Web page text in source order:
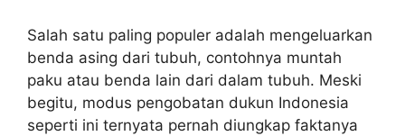
Salah satu paling populer adalah mengeluarkan
benda asing dari tubuh, contohnya muntah
paku atau benda lain dari dalam tubuh. Meski
begitu, modus pengobatan dukun Indonesia
seperti ini ternyata pernah diungkap faktanya